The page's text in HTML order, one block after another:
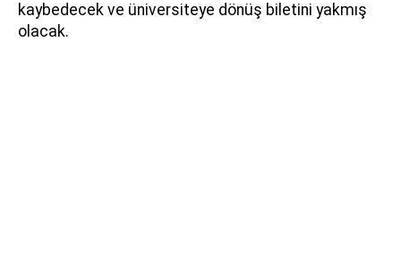
kaybedecek ve üniversiteye dönüş biletini yakmış
olacak.